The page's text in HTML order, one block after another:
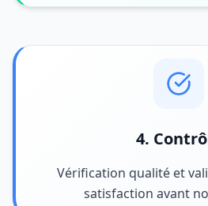
4.
Vérification qualité et
satisfaction avant